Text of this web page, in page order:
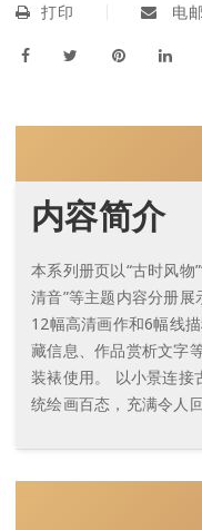
打印 电邮
内容简介
本系列册页以“古时风物
清音”等主题内容分册
12幅高清画作和6幅线
藏信息、作品赏析文字
装裱使用。 以小景连接
统绘画百态，充满令人